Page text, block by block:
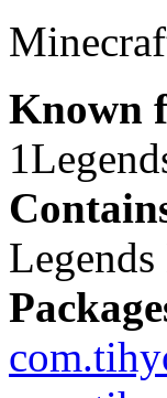
Known